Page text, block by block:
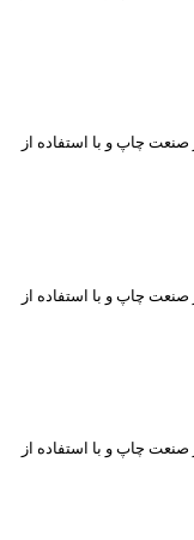
چاپ و با استفاده از
چاپ و با استفاده از
چاپ و با استفاده از